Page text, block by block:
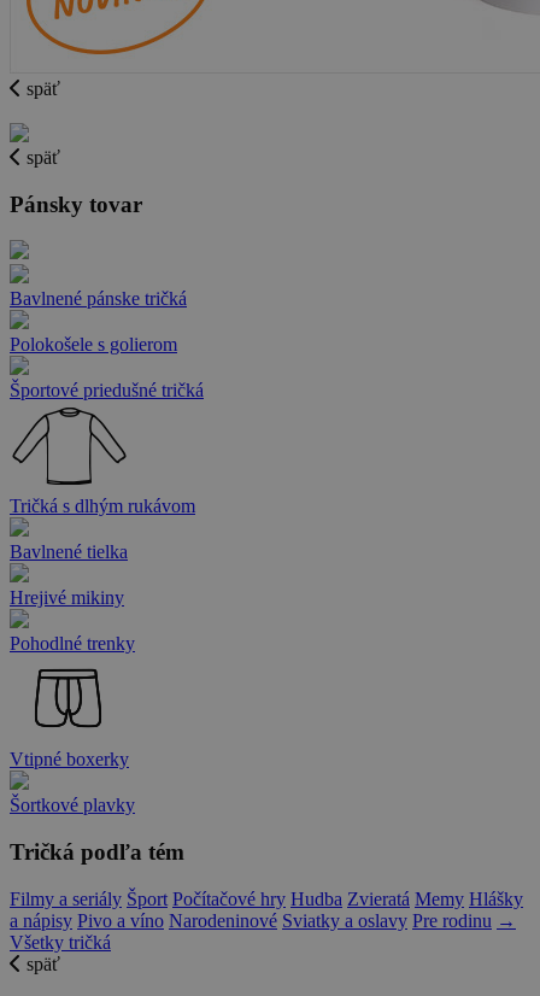
späť
späť
Pánsky tovar
Bavlnené pánske tričká
Polokošele s golierom
Športové priedušné tričká
Tričká s dlhým rukávom
Bavlnené tielka
Hrejivé mikiny
Pohodlné trenky
Vtipné boxerky
Šortkové plavky
Tričká podľa tém
Filmy a seriály Šport Počítačové hry Hudba Zvieratá Memy Hlášky
a nápisy Pivo a víno Narodeninové Sviatky a oslavy Pre rodinu →
Všetky tričká
späť